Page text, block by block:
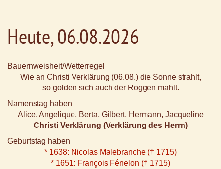
Heute, 06.08.2026
Bauernweisheit/Wetterregel
Wie an Christi Verklärung (06.08.) die Sonne strahlt,
so golden sich auch der Roggen mahlt.
Namenstag haben
Alice, Angelique, Berta, Gilbert, Hermann, Jacqueline
Christi Verklärung (Verklärung des Herrn)
Geburtstag haben
* 1638: Nicolas Malebranche († 1715)
* 1651: François Fénelon († 1715)